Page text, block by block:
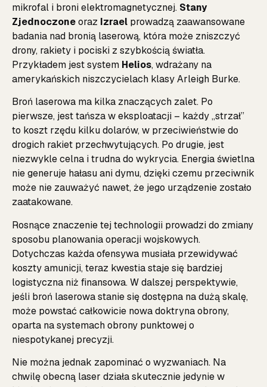
mikrofal i broni elektromagnetycznej. Stany
Zjednoczoneoraz Izrael prowadzą zaawansowane
badania nad bronią laserową, która może zniszczyć
drony, rakiety i pociski z szybkością światła.
Przykładem jest system Helios, wdrażany na
amerykańskich niszczycielach klasy Arleigh Burke.
Broń laserowa ma kilka znaczących zalet. Po
pierwsze, jest tańsza w eksploatacji – każdy „strzał”
to koszt rzędu kilku dolarów, w przeciwieństwie do
drogich rakiet przechwytujących. Po drugie, jest
niezwykle celna i trudna do wykrycia. Energia świetlna
nie generuje hałasu ani dymu, dzięki czemu przeciwnik
może nie zauważyć nawet, że jego urządzenie zostało
zaatakowane.
Rosnące znaczenie tej technologii prowadzi do zmiany
sposobu planowania operacji wojskowych.
Dotychczas każda ofensywa musiała przewidywać
koszty amunicji, teraz kwestia staje się bardziej
logistyczna niż finansowa. W dalszej perspektywie,
jeśli broń laserowa stanie się dostępna na dużą skalę,
może powstać całkowicie nowa doktryna obrony,
oparta na systemach obrony punktowej o
niespotykanej precyzji.
Nie można jednak zapominać o wyzwaniach. Na
chwilę obecną laser działa skutecznie jedynie w